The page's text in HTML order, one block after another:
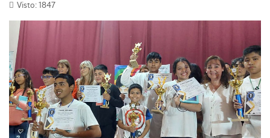
Visto: 1847